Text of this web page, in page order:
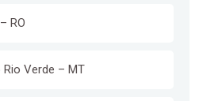
RO
Verde – MT